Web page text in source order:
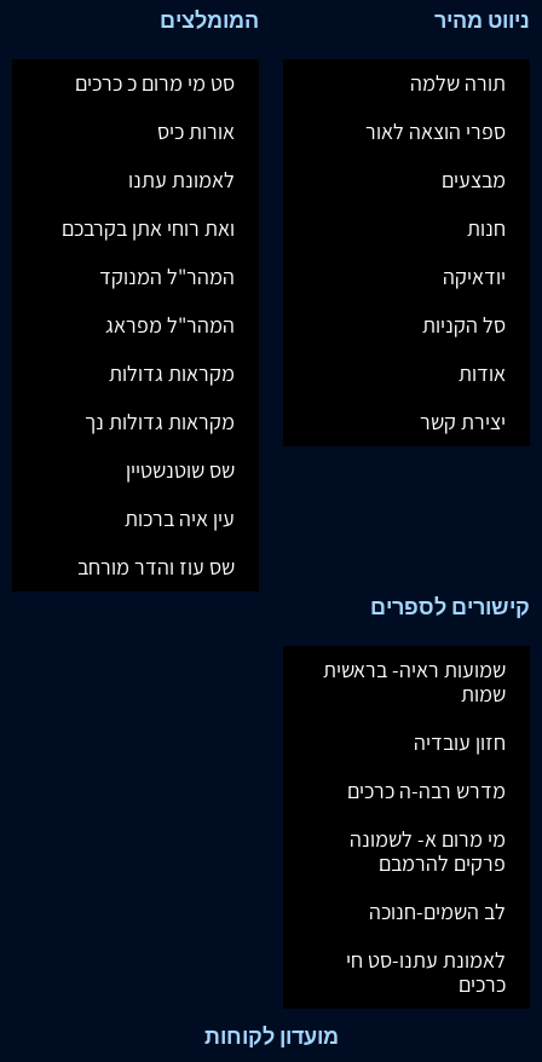
ניווט מהיר
תורה שלמה
ספרי הוצאה לאור
מבצעים
חנות
יודאיקה
סל הקניות
אודות
יצירת קשר
המומלצים
סט מי מרום כ כרכים
אורות כיס
לאמונת עתנו
ואת רוחי אתן בקרבכם
המהר"ל המנוקד
המהר"ל מפראג
מקראות גדולות
מקראות גדולות נך
שס שוטנשטיין
עין איה ברכות
שס עוז והדר מורחב
קישורים לספרים
שמועות ראיה- בראשית
שמות
חזון עובדיה
מדרש רבה-ה כרכים
מי מרום א- לשמונה
פרקים להרמבם
לב השמים-חנוכה
לאמונת עתנו-סט חי
כרכים
מועדון לקוחות